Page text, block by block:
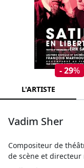
- 29%
L'ARTISTE
Vadim Sher
Compositeur de
de scène et directeur